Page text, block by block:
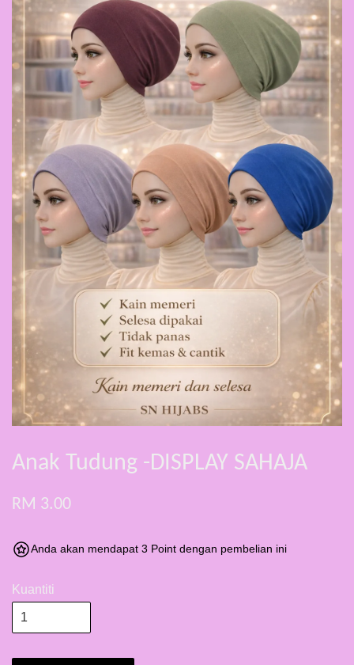
Anak Tudung -DISPLAY SAHAJA
RM 3.00
Anda akan mendapat 3 Point dengan pembelian ini
Kuantiti